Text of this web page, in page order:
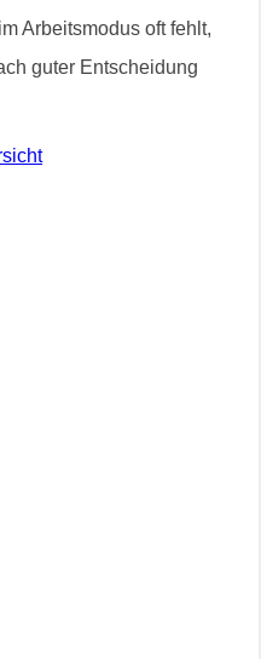
Arbeitsmodus oft fehlt,
guter Entscheidung